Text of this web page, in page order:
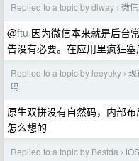
Replied to a topic by dlway › 微
@ftu 因为微信本来就是后台
告没有必要。在应用里疯狂塞
Replied to a topic by leeyuky › 现
吗
原生双拼没有自然码，内部
怎么想的
Replied to a topic by Bestda ›